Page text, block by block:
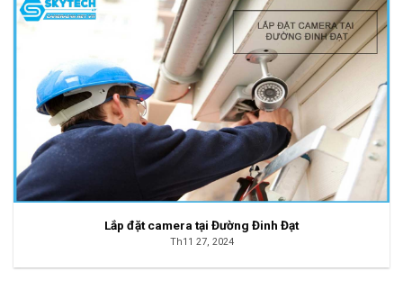
Lắp đặt camera tại Đường Đinh Đạt
Th11 27, 2024